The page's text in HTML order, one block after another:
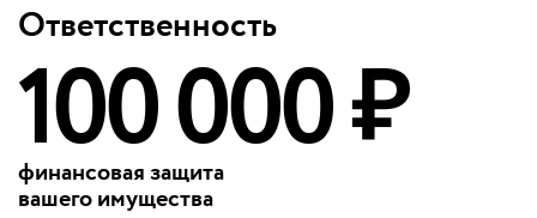
Ответственность
100 000 ₽
финансовая защита
вашего имущества